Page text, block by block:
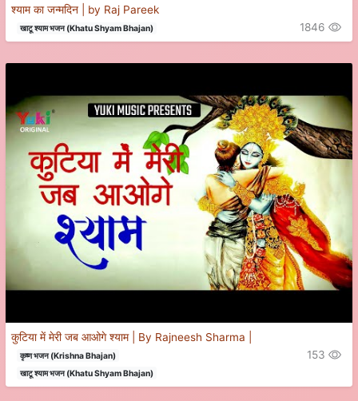
श्याम का जन्मदिन | by Raj Pareek
खाटू श्याम भजन (Khatu Shyam Bhajan) 1846
कुटिया में मेरी जब आओगे श्याम | By Rajneesh Sharma |
कृष्ण भजन (Krishna Bhajan)
खाटू श्याम भजन (Khatu Shyam Bhajan)
153